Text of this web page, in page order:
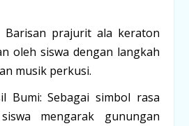
Barisan prajurit ala keraton
oleh siswa dengan langkah
musik perkusi.
Bumi: Sebagai simbol rasa
mengarak gunungan